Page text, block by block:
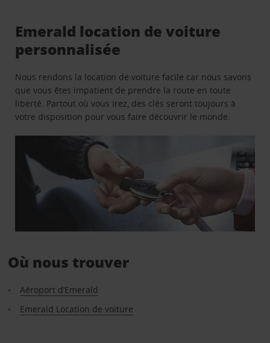
Emerald location de voiture
personnalisée
Nous rendons la location de voiture facile car nous savons
que vous êtes impatient de prendre la route en toute
liberté. Partout où vous irez, des clés seront toujours à
votre disposition pour vous faire découvrir le monde.
Où nous trouver
Aéroport d’Emerald
Emerald Location de voiture